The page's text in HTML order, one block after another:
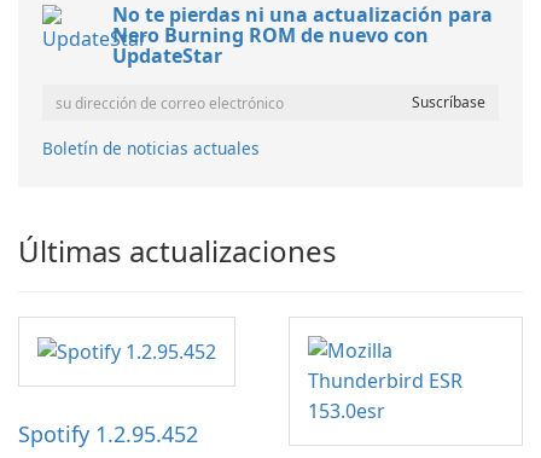
No te pierdas ni una actualización para
Nero Burning ROM de nuevo con
UpdateStar
Boletín de noticias actuales
Últimas actualizaciones
Spotify 1.2.95.452